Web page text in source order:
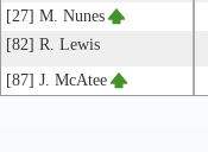
[27] M. Nunes
[82] R. Lewis
[87] J. McAtee